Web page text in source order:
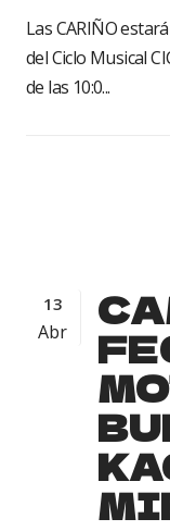
Las CARIÑO
del Ciclo Musical
de las 10:0...
13
Abr